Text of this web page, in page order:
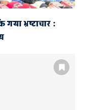
भ्रष्टाचार :